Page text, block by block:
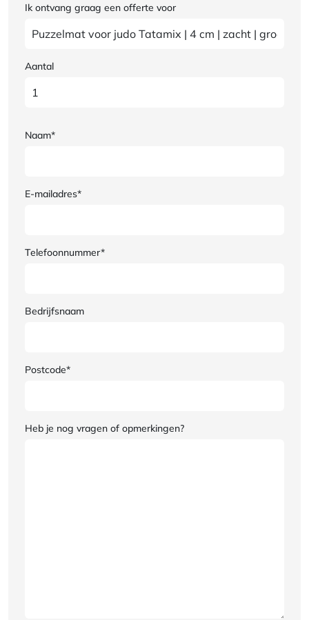
Ik ontvang graag een offerte voor
Aantal
Naam*
E-mailadres*
Telefoonnummer*
Bedrijfsnaam
Postcode*
Heb je nog vragen of opmerkingen?